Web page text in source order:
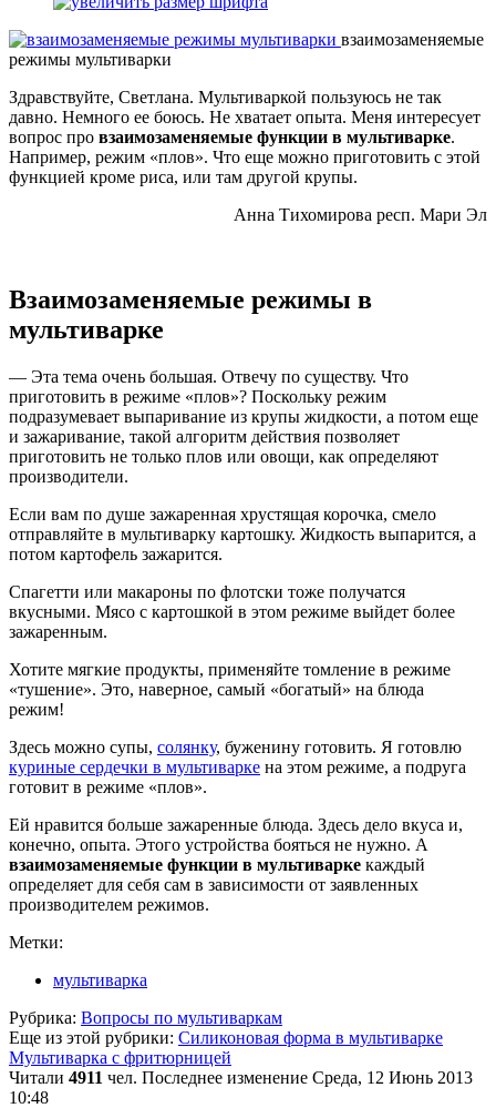
взаимозаменяемые
режимы мультиварки
Здравствуйте, Светлана. Мультиваркой пользуюсь не так
давно. Немного ее боюсь. Не хватает опыта. Меня интересует
вопрос про взаимозаменяемые функции в мультиварке.
Например, режим «плов». Что еще можно приготовить с этой
функцией кроме риса, или там другой крупы.
Анна Тихомирова респ. Мари Эл
Взаимозаменяемые режимы в
мультиварке
— Эта тема очень большая. Отвечу по существу. Что
приготовить в режиме «плов»? Поскольку режим
подразумевает выпаривание из крупы жидкости, а потом еще
и зажаривание, такой алгоритм действия позволяет
приготовить не только плов или овощи, как определяют
производители.
Если вам по душе зажаренная хрустящая корочка, смело
отправляйте в мультиварку картошку. Жидкость выпарится, а
потом картофель зажарится.
Спагетти или макароны по флотски тоже получатся
вкусными. Мясо с картошкой в этом режиме выйдет более
зажаренным.
Хотите мягкие продукты, применяйте томление в режиме
«тушение». Это, наверное, самый «богатый» на блюда
режим!
Здесь можно супы, солянку, буженину готовить. Я готовлю
куриные сердечки в мультиварке на этом режиме, а подруга
готовит в режиме «плов».
Ей нравится больше зажаренные блюда. Здесь дело вкуса и,
конечно, опыта. Этого устройства бояться не нужно. А
взаимозаменяемые функции в мультиварке каждый
определяет для себя сам в зависимости от заявленных
производителем режимов.
Метки:
мультиварка
Рубрика: Вопросы по мультиваркам
Еще из этой рубрики: Силиконовая форма в мультиварке
Мультиварка с фритюрницей
Читали 4911 чел. Последнее изменение Среда, 12 Июнь 2013
10:48